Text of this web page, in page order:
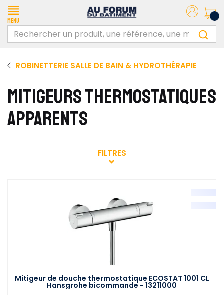
Menu
ROBINETTERIE SALLE DE BAIN & HYDROTHÉRAPIE
MITIGEURS THERMOSTATIQUES
APPARENTS
FILTRES
Mitigeur de douche thermostatique ECOSTAT 1001 CL
Hansgrohe bicommande - 13211000